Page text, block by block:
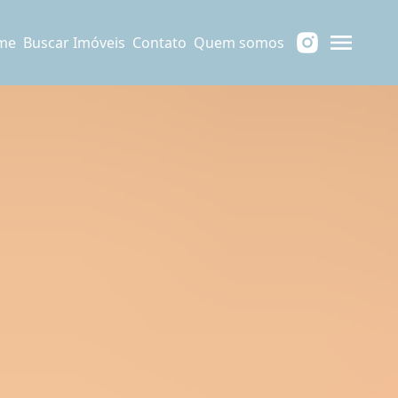
Buscar Imóveis Contato Quem somos